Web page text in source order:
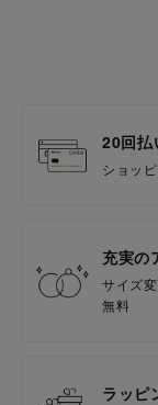
20回払
ショッ
充実の
サイズ
無料
ラッピ